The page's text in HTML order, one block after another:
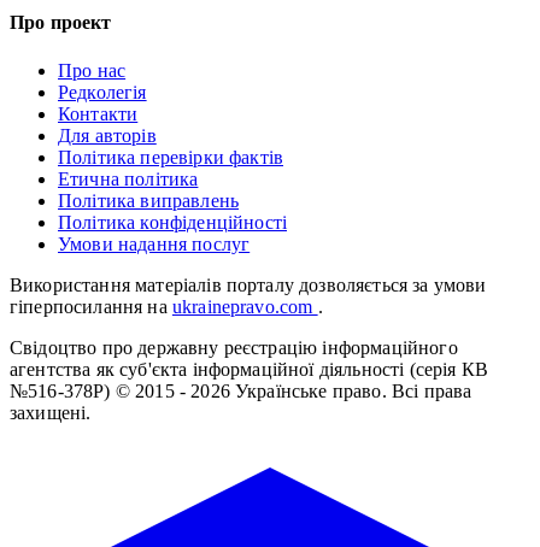
Про проект
Про нас
Редколегія
Контакти
Для авторів
Політика перевірки фактів
Етична політика
Політика виправлень
Політика конфіденційності
Умови надання послуг
Використання матеріалів порталу дозволяється за умови
гіперпосилання на ukrainepravo.com .
Свідоцтво про державну реєстрацію інформаційного
агентства як суб'єкта інформаційної діяльності (серія КВ
№516-378Р) © 2015 - 2026 Українське право. Всі права
захищені.